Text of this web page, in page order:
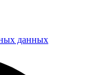
данных